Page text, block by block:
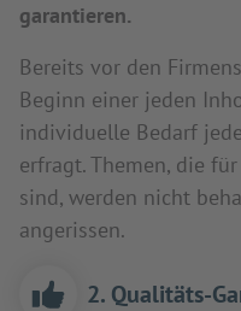
garantieren.
Bereits vor den
Beginn einer jeden
individuelle Bedarf
erfragt. Themen, die
sind, werden nicht
angerissen.
2. Qualitäts-